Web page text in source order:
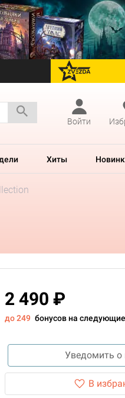
перейти на Zvezda
Войти
Хиты
2 490 ₽
до 249 бонусов на
Уведомить о
В